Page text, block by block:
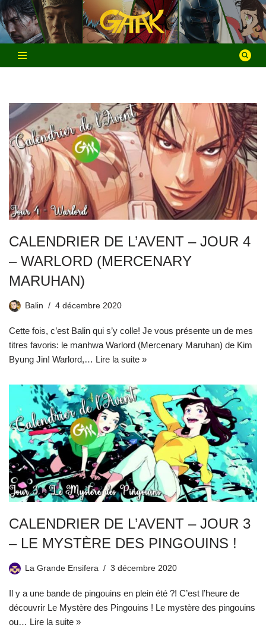
Aller
au
contenu
CALENDRIER DE L’AVENT – JOUR 4
– WARLORD (MERCENARY
MARUHAN)
Balin 4 décembre 2020
Cette fois, c’est Balin qui s’y colle! Je vous présente un de mes
titres favoris: le manhwa Warlord (Mercenary Maruhan) de Kim
Byung Jin! Warlord,… Lire la suite »
CALENDRIER DE L’AVENT – JOUR 3
– LE MYSTÈRE DES PINGOUINS !
La Grande Ensifera 3 décembre 2020
Il y a une bande de pingouins en plein été ?! C’est l’heure de
découvrir Le Mystère des Pingouins ! Le mystère des pingouins
ou… Lire la suite »